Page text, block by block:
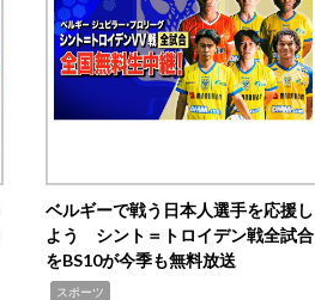
ベルギーで戦う日本人選手を応援し
よう シント＝トロイデン戦全試合
をBS10が今季も無料放送
スポーツ